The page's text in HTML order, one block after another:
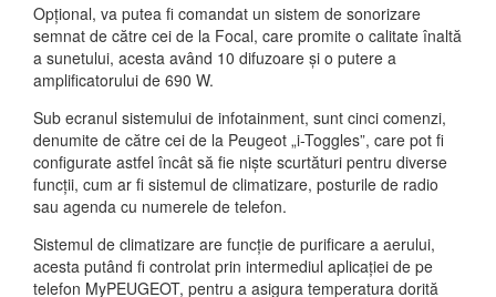
Opțional, va putea fi comandat un sistem de sonorizare
semnat de către cei de la Focal, care promite o calitate înaltă
a sunetului, acesta având 10 difuzoare și o putere a
amplificatorului de 690 W.
Sub ecranul sistemului de infotainment, sunt cinci comenzi,
denumite de către cei de la Peugeot „i-Toggles”, care pot fi
configurate astfel încât să fie niște scurtături pentru diverse
funcții, cum ar fi sistemul de climatizare, posturile de radio
sau agenda cu numerele de telefon.
Sistemul de climatizare are funcție de purificare a aerului,
acesta putând fi controlat prin intermediul aplicației de pe
telefon MyPEUGEOT, pentru a asigura temperatura dorită